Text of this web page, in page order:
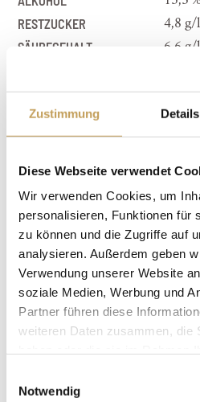
Zustimmung Details
Diese Webseite verwendet
Wir verwenden Cookies, um
personalisieren, Funktionen für
zu können und die Zugriffe auf
analysieren. Außerdem geben
Verwendung unserer Website
soziale Medien, Werbung und
Partner führen diese
weiteren Daten zusammen, die
Notwendig
RESTZUCKER 4,8 g/l
SÄUREGEHALT 6,6 g/l
FARBE
CHARAKTER
LAGERDAUER 6 - 8
SERVIERTEMPERATUR 9 -
PASST ZU
ALLE PREISE VERSTEHEN